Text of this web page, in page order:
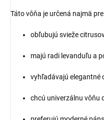
Táto vôňa je určená najmä
obľubujú svieže
majú radi levanduľu a
vyhľadávajú elegantné
chcú univerzálnu vôňu